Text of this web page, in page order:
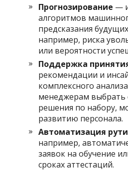
Прогнозирование —
алгоритмов
предсказания
например, риска
или вероятности
Поддержка
рекомендации и
комплексного
менеджерам
решения по набору,
развитию персонала.
Автоматизация
например,
заявок на обучение
сроках аттестаций.